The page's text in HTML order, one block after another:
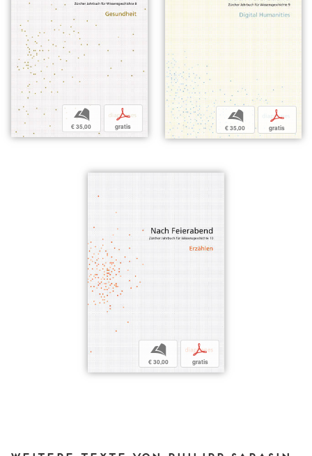
b
€ 35,00
p
gratis
b
€ 35,00
p
gratis
b
€ 30,00
p
gratis